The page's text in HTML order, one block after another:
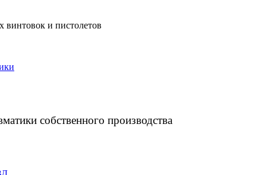
винтовок и пистолетов
собственного производства